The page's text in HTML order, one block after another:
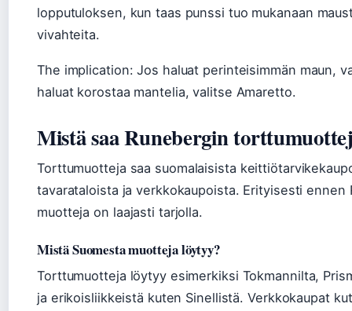
lopputuloksen, kun taas punssi tuo mukanaan
vivahteita.
The implication: Jos haluat perinteisimmän maun,
haluat korostaa mantelia, valitse Amaretto.
Mistä saa Runebergin
Torttumuotteja saa suomalaisista
tavarataloista ja verkkokaupoista. Erityisesti ennen
muotteja on laajasti tarjolla.
Mistä Suomesta muotteja löytyy?
Torttumuotteja löytyy esimerkiksi Tokmannilta,
ja erikoisliikkeistä kuten Sinellistä. Verkkokaupat